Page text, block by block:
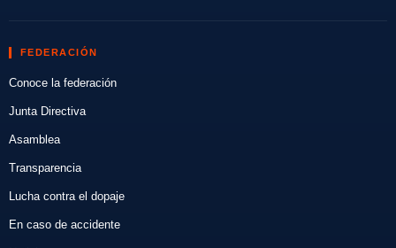
FEDERACIÓN
Conoce la federación
Junta Directiva
Asamblea
Transparencia
Lucha contra el dopaje
En caso de accidente